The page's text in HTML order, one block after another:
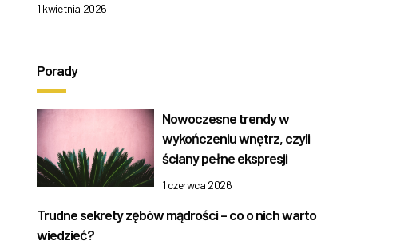
1 kwietnia 2026
Porady
Nowoczesne trendy w
wykończeniu wnętrz, czyli
ściany pełne ekspresji
1 czerwca 2026
Trudne sekrety zębów mądrości – co o nich warto
wiedzieć?